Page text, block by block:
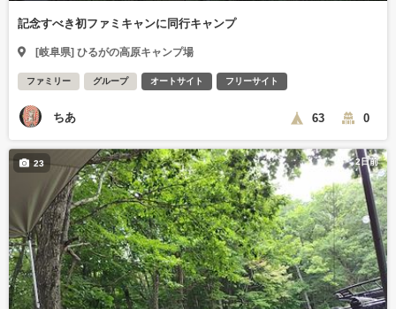
記念すべき初ファミキャンに同行キャンプ
[岐阜県] ひるがの高原キャンプ場
ファミリー グループ オートサイト フリーサイト
ちあ 63 0
2日前
23